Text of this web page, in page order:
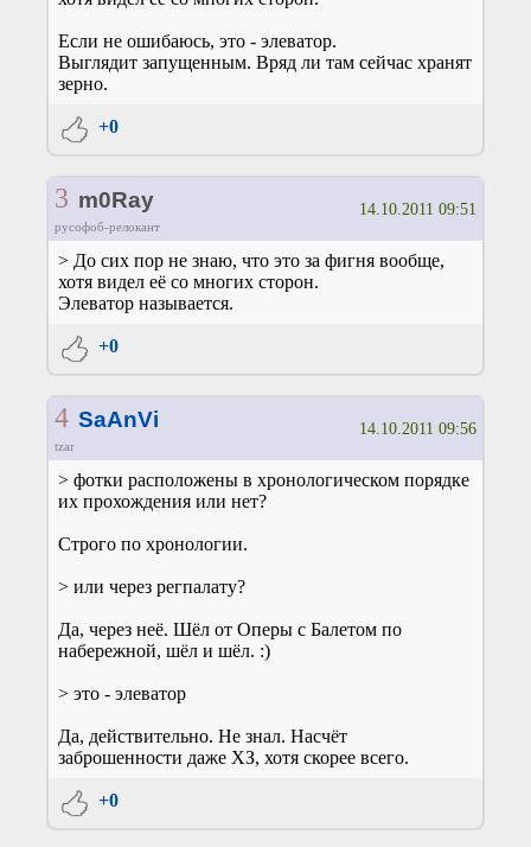
Если не ошибаюсь, это - элеватор.
Выглядит запущенным. Вряд ли там сейчас хранят
зерно.
+0
3 m0Ray
русофоб-релокант
14.10.2011 09:51
> До сих пор не знаю, что это за фигня вообще,
хотя видел её со многих сторон.
Элеватор называется.
+0
4 SaAnVi
tzar
14.10.2011 09:56
> фотки расположены в хронологическом порядке
их прохождения или нет?
Строго по хронологии.
> или через регпалату?
Да, через неё. Шёл от Оперы с Балетом по
набережной, шёл и шёл. :)
> это - элеватор
Да, действительно. Не знал. Насчёт
заброшенности даже ХЗ, хотя скорее всего.
+0